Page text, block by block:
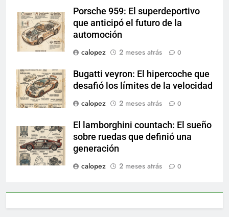
Porsche 959: El superdeportivo
que anticipó el futuro de la
automoción
calopez
2 meses atrás 0
Bugatti veyron: El hipercoche que
desafió los límites de la velocidad
calopez
2 meses atrás 0
El lamborghini countach: El sueño
sobre ruedas que definió una
generación
calopez
2 meses atrás 0